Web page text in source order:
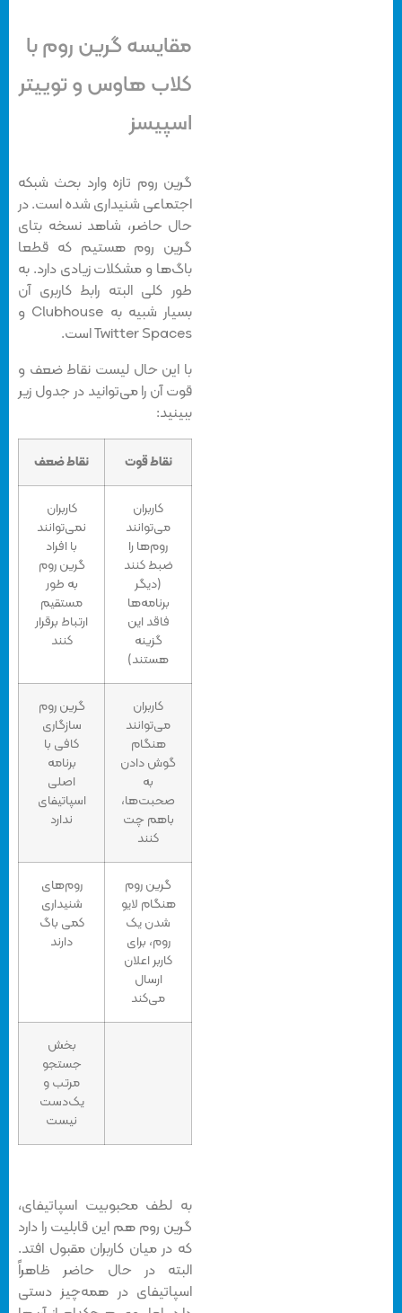
مقایسه گرین روم با
کلاب هاوس و توییتر
اسپیسز
گرین روم تازه وارد بحث شبکه
اجتماعی شنیداری شده است. در
حال حاضر، شاهد نسخه بتای
گرین روم هستیم که قطعا
باگ‌ها و مشکلات زیادی دارد. به
طور کلی البته رابط کاربری آن
بسیار شبیه به Clubhouse و
Twitter Spaces است.
با این حال لیست نقاط ضعف و
قوت آن را می‌توانید در جدول زیر
ببینید:
نقاط قوت نقاط ضعف
کاربران
می‌توانند
روم‌ها را
ضبط کنند
برنامه‌ها
فاقد این
گزینه
هستند)
کاربران
نمی‌توانند
با افراد
گرین روم
به طور
مستقیم
ارتباط برقرار
کاربران
می‌توانند
هنگام
گوش دادن
صحبت‌ها،
باهم چت
گرین روم
سازگاری
کافی با
برنامه
اصلی
اسپاتیفای
گرین روم
هنگام لایو
شدن یک
روم، برای
کاربر اعلان
ارسال
می‌کند
روم‌های
شنیداری
کمی باگ
بخش
جستجو
مرتب و
یک‌دست
نیست
به لطف محبوبیت اسپاتیفای،
گرین روم هم این قابلیت را دارد
که در میان کاربران مقبول افتد.
البته در حال حاضر ظاهراً
اسپاتیفای در همه‌چیز دستی